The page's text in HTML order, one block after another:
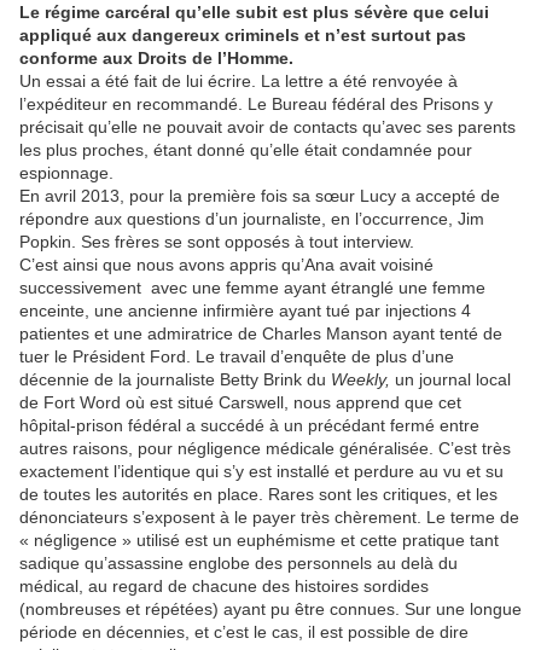
Le régime carcéral qu’elle subit est plus sévère que celui
appliqué aux dangereux criminels et n’est surtout pas
conforme aux Droits de l’Homme.
Un essai a été fait de lui écrire. La lettre a été renvoyée à
l’expéditeur en recommandé. Le Bureau fédéral des Prisons y
précisait qu’elle ne pouvait avoir de contacts qu’avec ses parents
les plus proches, étant donné qu’elle était condamnée pour
espionnage.
En avril 2013, pour la première fois sa sœur Lucy a accepté de
répondre aux questions d’un journaliste, en l’occurrence, Jim
Popkin. Ses frères se sont opposés à tout interview.
C’est ainsi que nous avons appris qu’Ana avait voisiné
successivement avec une femme ayant étranglé une femme
enceinte, une ancienne infirmière ayant tué par injections 4
patientes et une admiratrice de Charles Manson ayant tenté de
tuer le Président Ford. Le travail d’enquête de plus d’une
décennie de la journaliste Betty Brink du Weekly, un journal local
de Fort Word où est situé Carswell, nous apprend que cet
hôpital-prison fédéral a succédé à un précédant fermé entre
autres raisons, pour négligence médicale généralisée. C’est très
exactement l’identique qui s’y est installé et perdure au vu et su
de toutes les autorités en place. Rares sont les critiques, et les
dénonciateurs s’exposent à le payer très chèrement. Le terme de
« négligence » utilisé est un euphémisme et cette pratique tant
sadique qu’assassine englobe des personnels au delà du
médical, au regard de chacune des histoires sordides
(nombreuses et répétées) ayant pu être connues. Sur une longue
période en décennies, et c’est le cas, il est possible de dire